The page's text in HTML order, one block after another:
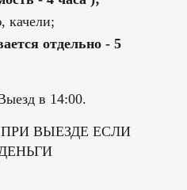
качели;
отдельно - 5
в 14:00.
( ПРИ ВЫЕЗДЕ ЕСЛИ